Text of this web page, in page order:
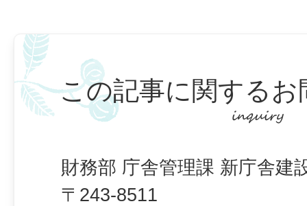
この記事に関するお
財務部 庁舎管理課 新庁舎建
〒243-8511